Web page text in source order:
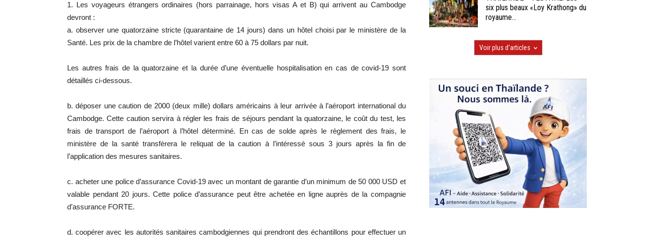
1. Les voyageurs étrangers ordinaires (hors parrainage, hors visas A et B) qui arrivent au Cambodge
devront :
a. observer une quatorzaine stricte (quarantaine de 14 jours) dans un hôtel choisi par le ministère de la
Santé. Les prix de la chambre de l’hôtel varient entre 60 à 75 dollars par nuit.
Les autres frais de la quatorzaine et la durée d’une éventuelle hospitalisation en cas de covid-19 sont
détaillés ci-dessous.
b. déposer une caution de 2000 (deux mille) dollars américains à leur arrivée à l’aéroport international du
Cambodge. Cette caution servira à régler les frais de séjours pendant la quatorzaine, le coût du test, les
frais de transport de l’aéroport à l’hôtel déterminé. En cas de solde après le règlement des frais, le
ministère de la santé transfèrera le reliquat de la caution à l’intéressé sous 3 jours après la fin de
l’application des mesures sanitaires.
c. acheter une police d’assurance Covid-19 avec un montant de garantie d’un minimum de 50 000 USD et
valable pendant 20 jours. Cette police d’assurance peut être achetée en ligne auprès de la compagnie
d’assurance FORTE.
d. coopérer avec les autorités sanitaires cambodgiennes qui prendront des échantillons pour effectuer un
six plus beaux «Loy Krathong» du
royaume...
Voir plus d'articles